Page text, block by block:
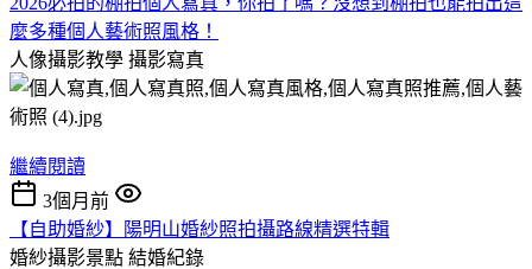
麼多種個人藝術照風格！
人像攝影教學 攝影寫真
繼續閱讀
3個月前
【自助婚紗】陽明山婚紗照拍攝路線精選特輯
婚紗攝影景點 結婚紀錄